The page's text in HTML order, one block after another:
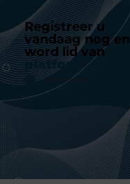
Registreer u
vandaag nog en
word lid van
platform